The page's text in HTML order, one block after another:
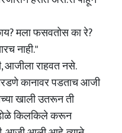
मला फसवतोस का रे?
नाही."
राहवत नसे.
कानावर पडताच आजी
खाली उतरून ती
डोळे किलकिले करून